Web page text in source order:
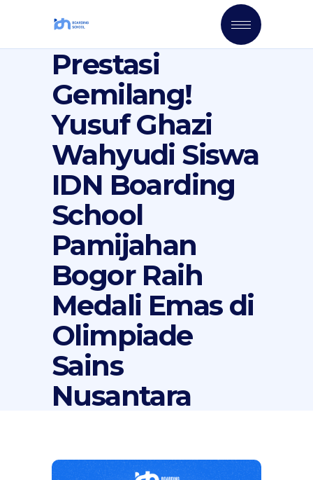
Prestasi
Gemilang!
Yusuf Ghazi
Wahyudi Siswa
IDN Boarding
School
Pamijahan
Bogor Raih
Medali Emas di
Olimpiade
Sains
Nusantara